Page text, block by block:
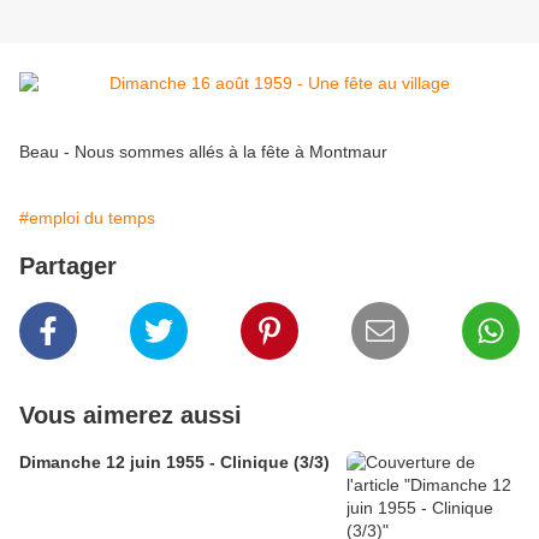
Beau - Nous sommes allés à la fête à Montmaur
#emploi du temps
Partager
Vous aimerez aussi
Dimanche 12 juin 1955 - Clinique (3/3)